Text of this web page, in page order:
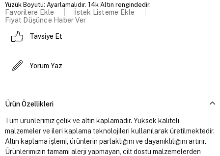
Yüzük Boyutu: Ayarlamalıdır. 14k Altın rengindedir.
Favorilere Ekle
İstek Listeme Ekle
Fiyat Düşünce Haber Ver
Tavsiye Et
Yorum Yaz
Ürün Özellikleri
Tüm ürünlerimiz çelik ve altın kaplamadır. Yüksek kaliteli
malzemeler ve ileri kaplama teknolojileri kullanılarak üretilmektedir.
Altın kaplama işlemi, ürünlerin parlaklığını ve dayanıklılığını artırır.
Ürünlerimizin tamamı alerji yapmayan, cilt dostu malzemelerden